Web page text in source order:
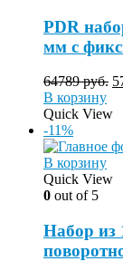
PDR
мм с
64789руб.
В корзину
Quick View
-11%
В корзину
Quick View
0 out of 5
Набор из